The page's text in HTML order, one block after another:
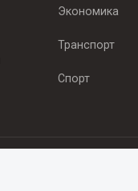
Экономика
Транспорт
Спорт